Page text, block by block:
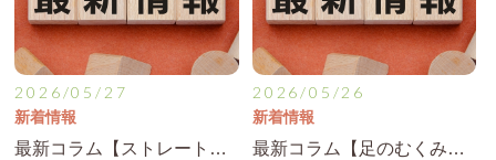
2026/05/27
新着情報
最新コラム【ストレートネックによる不調と対策】を公開！
2026/05/26
新着情報
最新コラム【足のむくみ・だるさの原因と改善法】を公開！